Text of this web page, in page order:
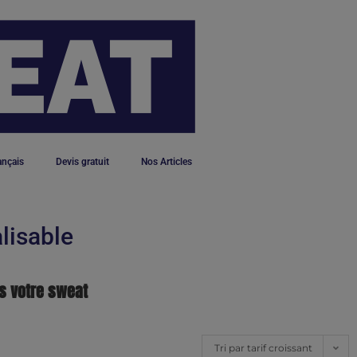
Devis gratuit Nos Articles
votre sweat
Tri par tarif croissant